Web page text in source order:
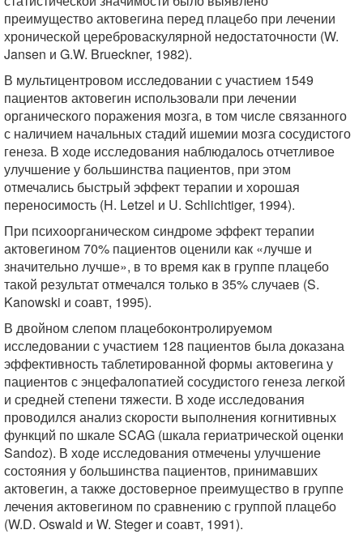
преимущество актовегина перед плацебо при лечении
хронической цереброваскулярной недостаточности (W.
Jansen и G.W. Brueckner, 1982).
В мультицентровом исследовании с участием 1549
пациентов актовегин использовали при лечении
органического поражения мозга, в том числе связанного
с наличием начальных стадий ишемии мозга сосудистого
генеза. В ходе исследования наблюдалось отчетливое
улучшение у большинства пациентов, при этом
отмечались быстрый эффект терапии и хорошая
переносимость (H. Letzel и U. Schlichtiger, 1994).
При психоорганическом синдроме эффект терапии
актовегином 70% пациентов оценили как «лучше и
значительно лучше», в то время как в группе плацебо
такой результат отмечался только в 35% случаев (S.
Kanowski и соавт, 1995).
В двойном слепом плацебоконтролируемом
исследовании с участием 128 пациентов была доказана
эффективность таблетированной формы актовегина у
пациентов с энцефалопатией сосудистого генеза легкой
и средней степени тяжести. В ходе исследования
проводился анализ скорости выполнения когнитивных
функций по шкале SCAG (шкала гериатрической оценки
Sandoz). В ходе исследования отмечены улучшение
состояния у большинства пациентов, принимавших
актовегин, а также достоверное преимущество в группе
лечения актовегином по сравнению с группой плацебо
(W.D. Oswald и W. Steger и соавт, 1991).